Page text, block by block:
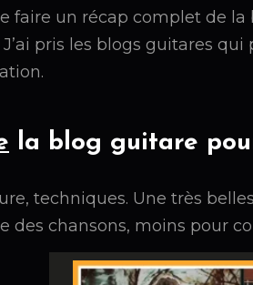
faire un récap complet de
J’ai pris les blogs guitares
la blog guitare
techniques. Une très
des chansons, moins pour